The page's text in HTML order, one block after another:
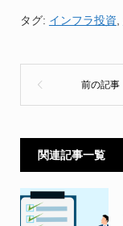
タグ: インフラ投資
関連記事一覧